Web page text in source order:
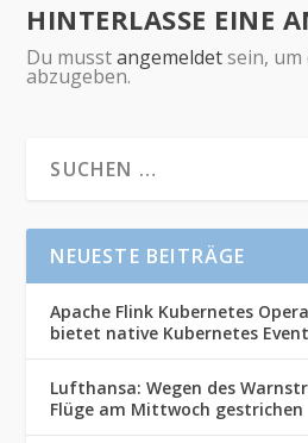
HINTERLASSE EINE
Du musstangemeldetsein,
abzugeben.
NEUESTE BEITRÄGE
Apache Flink Kubernetes
bietet native Kubernetes
Lufthansa: Wegen des
Flüge am Mittwoch gestrichen